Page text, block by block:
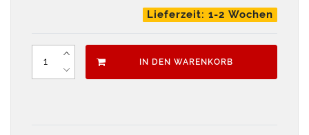
Lieferzeit: 1-2 Wochen
IN DEN WARENKORB